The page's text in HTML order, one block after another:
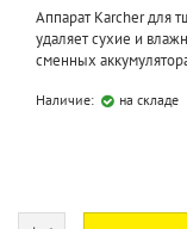
Аппарат Karcher для
удаляет сухие и
сменных
Наличие: на складе